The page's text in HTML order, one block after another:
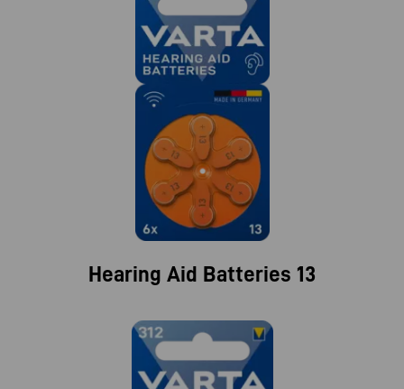
Hearing Aid Batteries 13